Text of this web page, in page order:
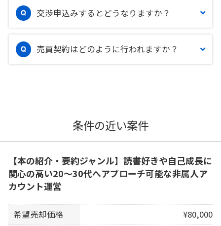
交渉申込みするとどうなりますか？
売買契約はどのように行われますか？
条件の近い案件
【本の紹介・要約ジャンル】読書好きや自己成長に
関心の高い20〜30代へアプローチ可能な非属人ア
カウント運営
希望売却価格 ¥80,000